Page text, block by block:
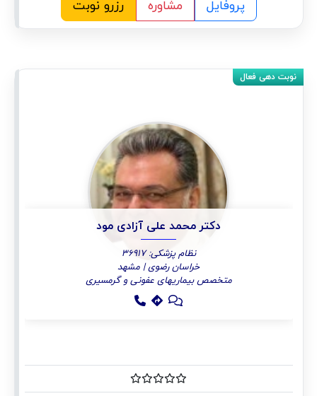
پروفایل مشاوره رزرو نوبت
دکتر محمد علی آزادی مود
نظام پزشکی: 36917
خراسان رضوی | مشهد
متخصص بیماریهای عفونی و گرمسیری